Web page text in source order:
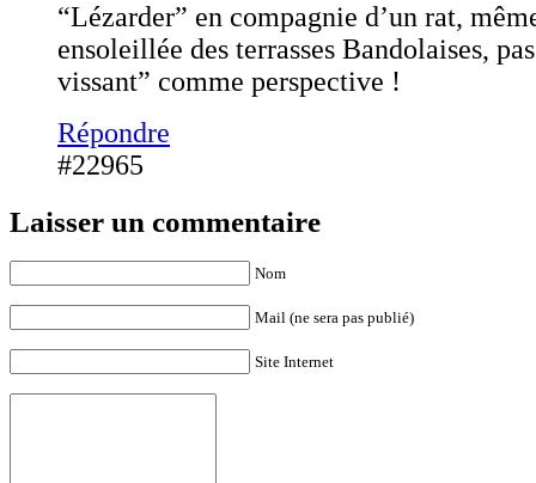
“Lézarder” en compagnie d’un rat,
ensoleillée des terrasses Bandolaises,
vissant” comme perspective !
Répondre
#22965
Laisser un commentaire
Nom
Mail (ne sera pas publié)
Site Internet